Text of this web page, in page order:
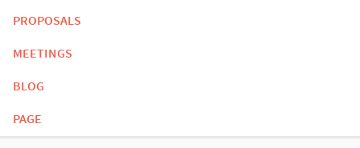
PROPOSALS
MEETINGS
BLOG
PAGE